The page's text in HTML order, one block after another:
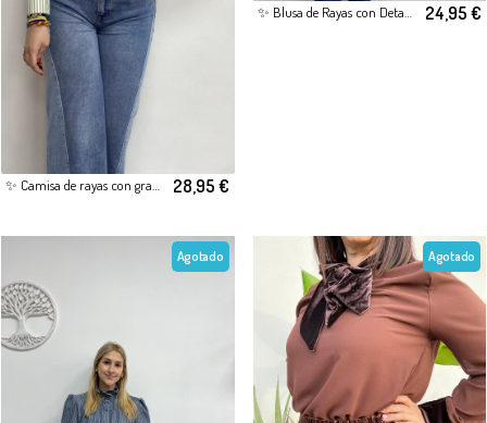
28,95 €
24,95 €
Agotado Agotado